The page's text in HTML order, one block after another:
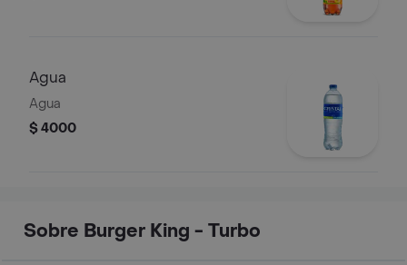
Agua
Agua
$ 4000
Sobre Burger King - Turbo